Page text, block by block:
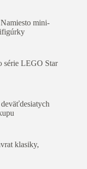
mini-
série LEGO Star
klasiky,